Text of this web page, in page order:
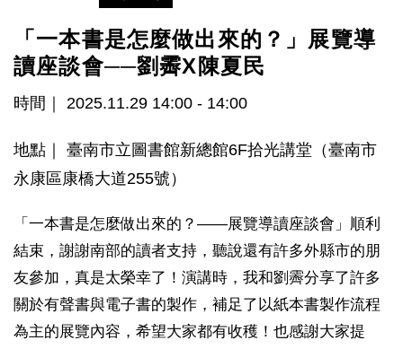
「一本書是怎麼做出來的？」展覽導
讀座談會──劉霽X陳夏民
時間｜ 2025.11.29 14:00 - 14:00
地點｜ 臺南市立圖書館新總館6F拾光講堂（臺南市
永康區康橋大道255號）
「一本書是怎麼做出來的？——展覽導讀座談會」順利
結束，謝謝南部的讀者支持，聽說還有許多外縣市的朋
友參加，真是太榮幸了！演講時，我和劉霽分享了許多
關於有聲書與電子書的製作，補足了以紙本書製作流程
為主的展覽內容，希望大家都有收穫！也感謝大家提